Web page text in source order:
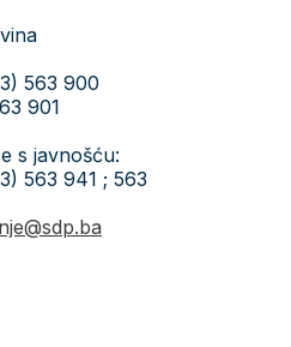
563 900
901
s javnošću:
563 941 ; 563